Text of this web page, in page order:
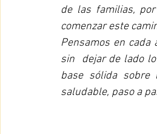
de las familias,
comenzar este
Pensamos en
sin  dejar de lado
base sólida
saludable, paso a